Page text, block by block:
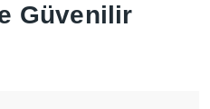
Güvenilir